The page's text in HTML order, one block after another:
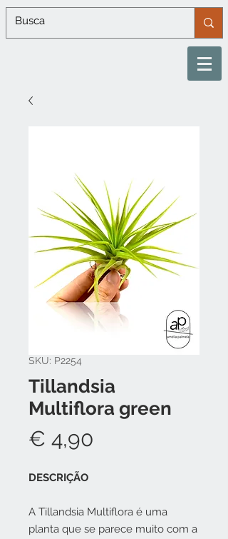
SKU: P2254
Tillandsia
Multiflora green
€ 4,90
DESCRIÇÃO
A Tillandsia Multiflora é uma
planta que se parece muito com a